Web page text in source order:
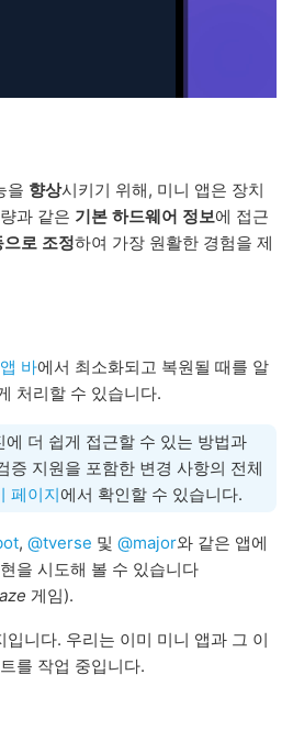
을 향상시키기 위해, 미니 앱은 장치
과 같은 기본 하드웨어 정보에 접근
으로 조정하여 가장 원활한 경험을 제
앱 바에서 최소화되고 복원될 때를 알
처리할 수 있습니다.
더 쉽게 접근할 수 있는 방법과
증 지원을 포함한 변경 사항의 전체
페이지에서 확인할 수 있습니다.
, @tverse 및 @major와 같은 앱에
을 시도해 볼 수 있습니다
게임).
니다. 우리는 이미 미니 앱과 그 이
를 작업 중입니다.